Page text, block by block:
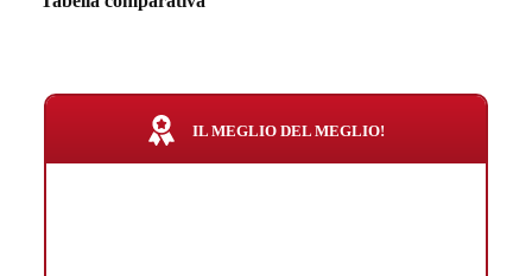
IL MEGLIO DEL MEGLIO!